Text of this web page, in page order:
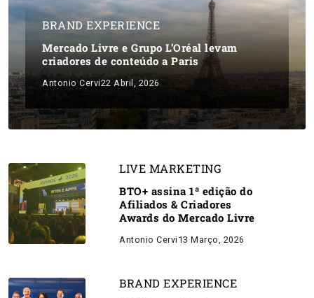
BRAND EXPERIENCE
Mercado Livre e Grupo L’Oréal levam
criadores de conteúdo a Paris
Antonio Cervi22 Abril, 2026
LIVE MARKETING
BTO+ assina 1ª edição do
Afiliados & Criadores
Awards do Mercado Livre
Antonio Cervi 13 Março, 2026
BRAND EXPERIENCE